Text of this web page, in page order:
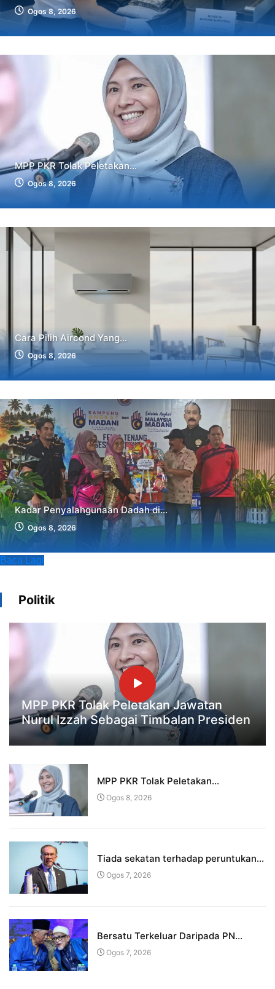
Ogos 8, 2026
MPP PKR Tolak Peletakan...
Ogos 8, 2026
Cara Pilih Aircond Yang...
Ogos 8, 2026
Kadar Penyalahgunaan Dadah di...
Ogos 8, 2026
Baca Lagi
Politik
MPP PKR Tolak Peletakan Jawatan
Nurul Izzah Sebagai Timbalan Presiden
MPP PKR Tolak Peletakan...
Ogos 8, 2026
Tiada sekatan terhadap peruntukan...
Ogos 7, 2026
Bersatu Terkeluar Daripada PN...
Ogos 7, 2026